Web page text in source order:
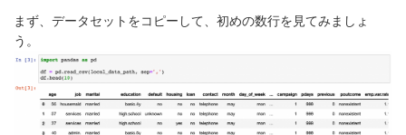
まず、データセットをコピーして、初めの数行を見てみましょ
う。